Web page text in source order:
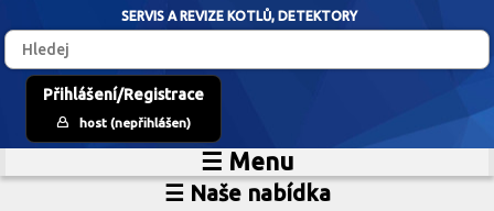
Přihlášení/Registrace
host (nepřihlášen)
☰ Menu
☰ Naše nabídka